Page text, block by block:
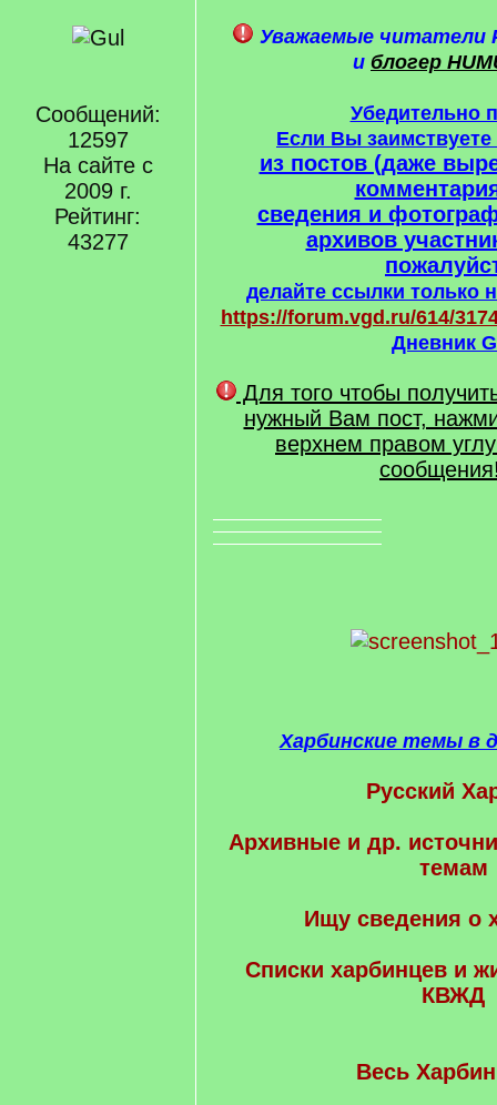
Сообщений:
12597
На сайте с
2009 г.
Рейтинг:
43277
Уважаемые читатели
и блогер
Убедительно
Если Вы
из постов (даже
сведения и
архивов
делайте ссылки только
https://forum.vgd.ru/614/
Дневник
Для того чтобы
нужный Вам пост,
верхнем правом
Харбинские темы в
Русский
Архивные и др.
темам
Ищу сведения о
Cписки харбинцев и
КВЖД
Весь